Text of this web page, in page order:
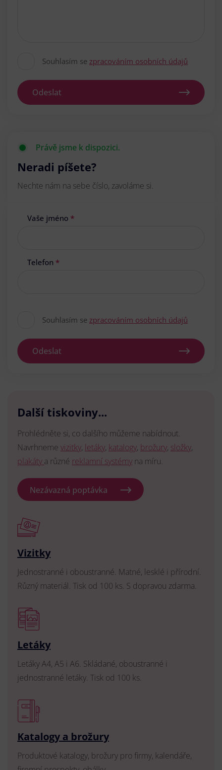
Souhlasím se zpracováním osobních údajů
Odeslat
Právě jsme k dispozici.
Neradi píšete?
Nechte nám na sebe číslo, zavoláme si.
Vaše jméno *
Telefon *
Souhlasím se zpracováním osobních údajů
Odeslat
Další tiskoviny...
Prohlédněte si, co dalšího můžeme nabídnout.
Navrhneme vizitky, letáky, katalogy, brožury, složky,
plakáty a různé reklamní systémy na míru.
Nezávazná poptávka
Vizitky
Jednostranné i oboustranné. Matné, lesklé i přírodní.
Různý materiál. Tisk od 100 ks. S dopravou zdarma.
Letáky
Letáky A4, A5 i A6. Skládané, oboustranné i
jednostranné letáky. Tisk od 100 ks.
Katalogy a brožury
Produktové katalogy, brožury pro firmy, kalendáře,